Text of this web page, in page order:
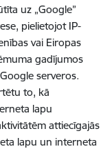
uz „Google”
pielietojot IP-
vai Eiropas
gadījumos
serveros.
to, kā
lapu
attiecīgajās
lapu un interneta